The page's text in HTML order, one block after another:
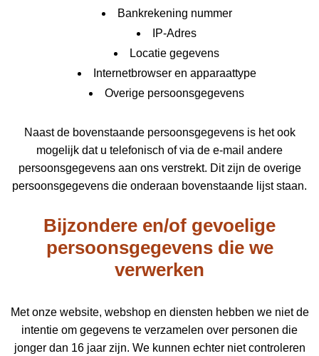
Bankrekening nummer
IP-Adres
Locatie gegevens
Internetbrowser en apparaattype
Overige persoonsgegevens
Naast de bovenstaande persoonsgegevens is het ook
mogelijk dat u telefonisch of via de e-mail andere
persoonsgegevens aan ons verstrekt. Dit zijn de overige
persoonsgegevens die onderaan bovenstaande lijst staan.
Bijzondere en/of gevoelige
persoonsgegevens die we
verwerken
Met onze website, webshop en diensten hebben we niet de
intentie om gegevens te verzamelen over personen die
jonger dan 16 jaar zijn. We kunnen echter niet controleren